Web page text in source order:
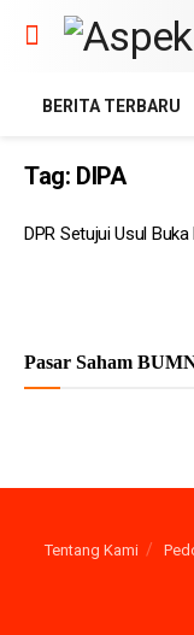
BERITA TERBARU
Tag: DIPA
DPR Setujui Usul
Pasar Saham
Tentang Kami